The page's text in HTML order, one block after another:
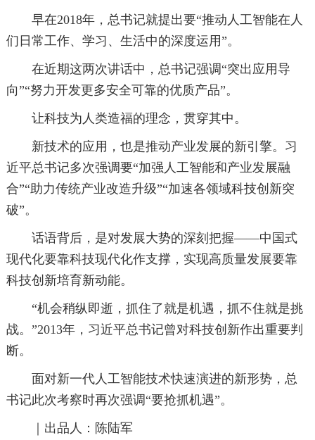
早在2018年，总书记就提出要“推动人工智能在人
们日常工作、学习、生活中的深度运用”。
在近期这两次讲话中，总书记强调“突出应用导
向”“努力开发更多安全可靠的优质产品”。
让科技为人类造福的理念，贯穿其中。
新技术的应用，也是推动产业发展的新引擎。习
近平总书记多次强调要“加强人工智能和产业发展融
合”“助力传统产业改造升级”“加速各领域科技创新突
破”。
话语背后，是对发展大势的深刻把握——中国式
现代化要靠科技现代化作支撑，实现高质量发展要靠
科技创新培育新动能。
“机会稍纵即逝，抓住了就是机遇，抓不住就是挑
战。”2013年，习近平总书记曾对科技创新作出重要判
断。
面对新一代人工智能技术快速演进的新形势，总
书记此次考察时再次强调“要抢抓机遇”。
｜出品人：陈陆军